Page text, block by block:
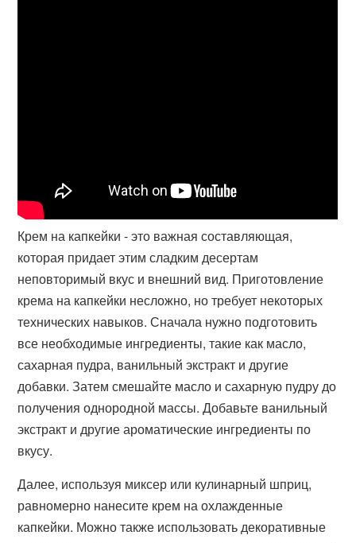
Крем на капкейки - это важная составляющая,
которая придает этим сладким десертам
неповторимый вкус и внешний вид. Приготовление
крема на капкейки несложно, но требует некоторых
технических навыков. Сначала нужно подготовить
все необходимые ингредиенты, такие как масло,
сахарная пудра, ванильный экстракт и другие
добавки. Затем смешайте масло и сахарную пудру до
получения однородной массы. Добавьте ванильный
экстракт и другие ароматические ингредиенты по
вкусу.
Далее, используя миксер или кулинарный шприц,
равномерно нанесите крем на охлажденные
капкейки. Можно также использовать декоративные